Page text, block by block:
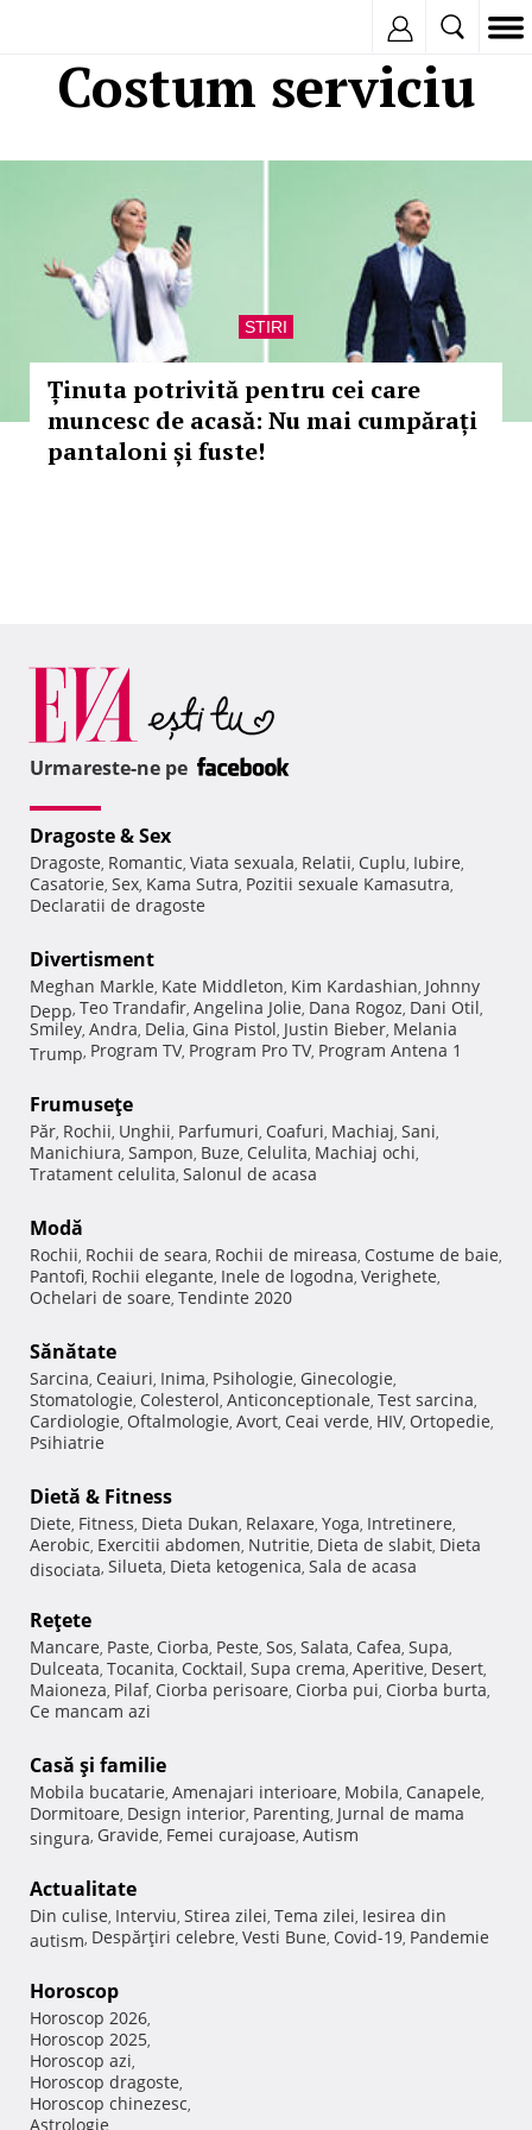
Costum serviciu
STIRI
Ținuta potrivită pentru cei care
muncesc de acasă: Nu mai cumpărați
pantaloni și fuste!
Urmareste-ne pe
Dragoste & Sex
Dragoste, Romantic, Viata sexuala, Relatii, Cuplu, Iubire,
Casatorie, Sex, Kama Sutra, Pozitii sexuale Kamasutra,
Declaratii de dragoste
Divertisment
Meghan Markle, Kate Middleton, Kim Kardashian, Johnny
Depp, Teo Trandafir, Angelina Jolie, Dana Rogoz, Dani Otil,
Smiley, Andra, Delia, Gina Pistol, Justin Bieber, Melania
Trump, Program TV, Program Pro TV, Program Antena 1
Frumuseţe
Păr, Rochii, Unghii, Parfumuri, Coafuri, Machiaj, Sani,
Manichiura, Sampon, Buze, Celulita, Machiaj ochi,
Tratament celulita, Salonul de acasa
Modă
Rochii, Rochii de seara, Rochii de mireasa, Costume de baie,
Pantofi, Rochii elegante, Inele de logodna, Verighete,
Ochelari de soare, Tendinte 2020
Sănătate
Sarcina, Ceaiuri, Inima, Psihologie, Ginecologie,
Stomatologie, Colesterol, Anticonceptionale, Test sarcina,
Cardiologie, Oftalmologie, Avort, Ceai verde, HIV, Ortopedie,
Psihiatrie
Dietă & Fitness
Diete, Fitness, Dieta Dukan, Relaxare, Yoga, Intretinere,
Aerobic, Exercitii abdomen, Nutritie, Dieta de slabit, Dieta
disociata, Silueta, Dieta ketogenica, Sala de acasa
Reţete
Mancare, Paste, Ciorba, Peste, Sos, Salata, Cafea, Supa,
Dulceata, Tocanita, Cocktail, Supa crema, Aperitive, Desert,
Maioneza, Pilaf, Ciorba perisoare, Ciorba pui, Ciorba burta,
Ce mancam azi
Casă şi familie
Mobila bucatarie, Amenajari interioare, Mobila, Canapele,
Dormitoare, Design interior, Parenting, Jurnal de mama
singura, Gravide, Femei curajoase, Autism
Actualitate
Din culise, Interviu, Stirea zilei, Tema zilei, Iesirea din
autism, Despărţiri celebre, Vesti Bune, Covid-19, Pandemie
Horoscop
Horoscop 2026,
Horoscop 2025,
Horoscop azi,
Horoscop dragoste,
Horoscop chinezesc,
Astrologie